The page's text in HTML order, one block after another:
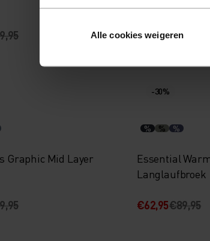
Alle cookies weigeren
€66,45€94,95
Graphic Mid Layer
-30%
% % %
Essential
Langlaufbroek
€62,95€89,95